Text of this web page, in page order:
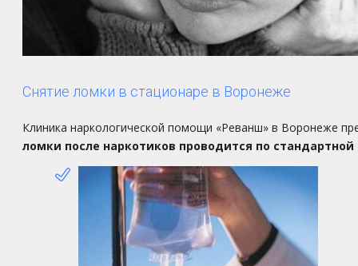
Снятие ломки в стационаре в Воронеже
Клиника наркологической помощи «Реванш» в Воронеже
ломки после наркотиков проводится по